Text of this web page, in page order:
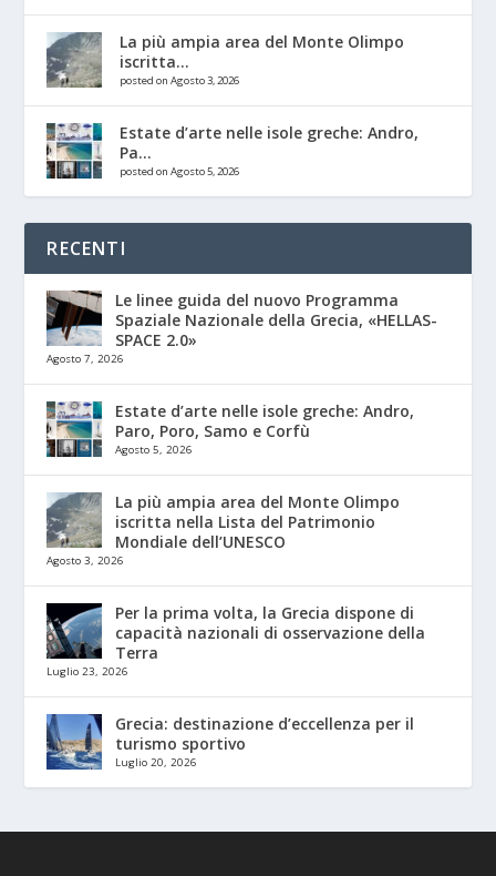
La più ampia area del Monte Olimpo
iscritta...
posted on Agosto 3, 2026
Estate d’arte nelle isole greche: Andro,
Pa...
posted on Agosto 5, 2026
RECENTI
Le linee guida del nuovo Programma
Spaziale Nazionale della Grecia, «HELLAS-
SPACE 2.0»
Agosto 7, 2026
Estate d’arte nelle isole greche: Andro,
Paro, Poro, Samo e Corfù
Agosto 5, 2026
La più ampia area del Monte Olimpo
iscritta nella Lista del Patrimonio
Mondiale dell’UNESCO
Agosto 3, 2026
Per la prima volta, la Grecia dispone di
capacità nazionali di osservazione della
Terra
Luglio 23, 2026
Grecia: destinazione d’eccellenza per il
turismo sportivo
Luglio 20, 2026